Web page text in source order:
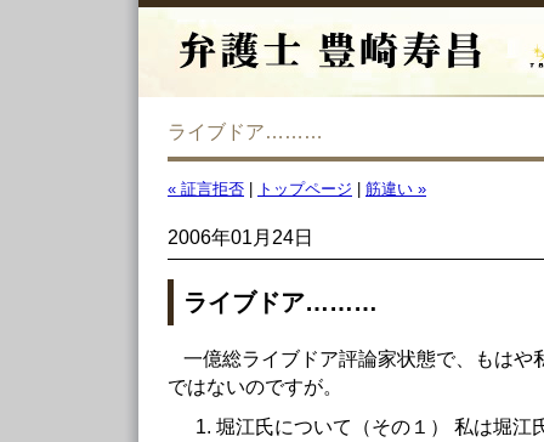
ライブドア………
« 証言拒否 トップページ 筋違い »
2006年01月24日
ライブドア………
一億総ライブドア評論家状態で、もはや
ではないのですが。
堀江氏について（その１） 私は堀江